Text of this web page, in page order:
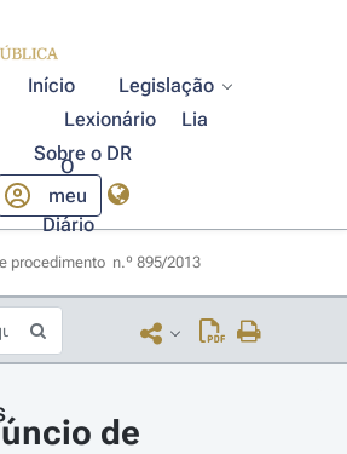
Início
Legislação
Lexionário
Lia
Sobre o DR
O
meu
Diário
procedimento  n.º 895/2013
de